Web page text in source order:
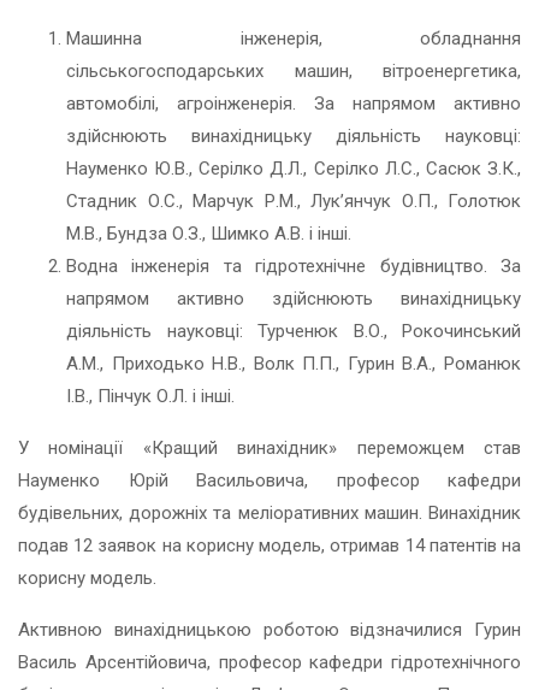
Машинна інженерія, обладнання
сільськогосподарських машин, вітроенергетика,
автомобілі, агроінженерія. За напрямом активно
здійснюють винахідницьку діяльність науковці:
Науменко Ю.В., Серілко Д.Л., Серілко Л.С., Сасюк З.К.,
Стадник О.С., Марчук Р.М., Лук’янчук О.П., Голотюк
М.В., Бундза О.З., Шимко А.В. і інші.
Водна інженерія та гідротехнічне будівництво. За
напрямом активно здійснюють винахідницьку
діяльність науковці: Турченюк В.О., Рокочинський
А.М., Приходько Н.В., Волк П.П., Гурин В.А., Романюк
І.В., Пінчук О.Л. і інші.
У номінації «Кращий винахідник» переможцем став
Науменко Юрій Васильовича, професор кафедри
будівельних, дорожніх та меліоративних машин. Винахідник
подав 12 заявок на корисну модель, отримав 14 патентів на
корисну модель.
Активною винахідницькою роботою відзначилися Гурин
Василь Арсентійовича, професор кафедри гідротехнічного